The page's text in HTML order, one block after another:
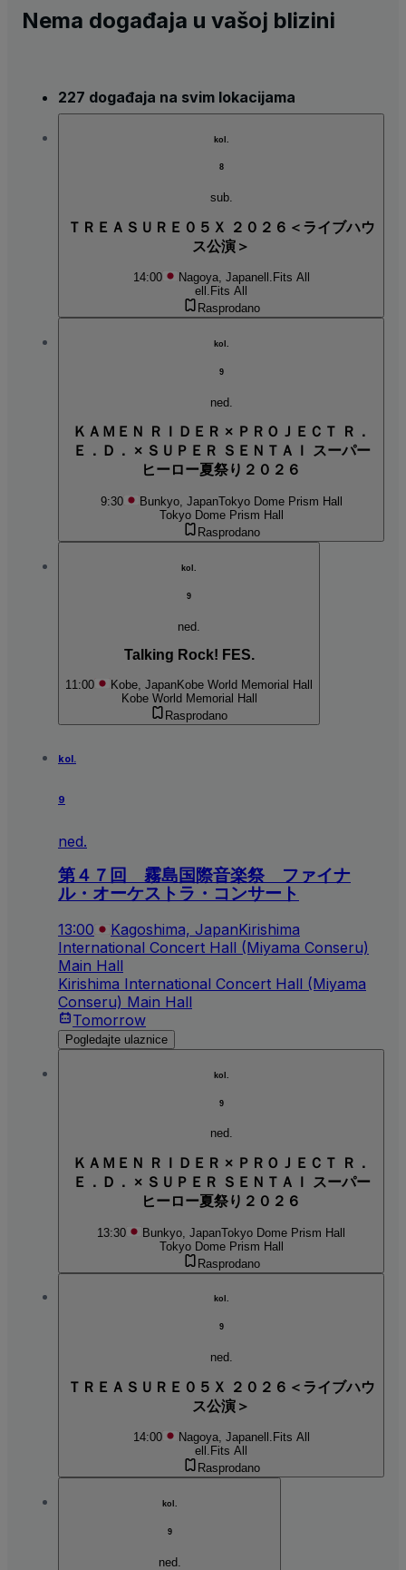
Nema događaja u vašoj blizini
227 događaja na svim lokacijama
kol.
8
sub.
ＴＲＥＡＳＵＲＥ０５Ｘ ２０２６＜ライブハウ
ス公演＞
14:00 Nagoya, Japanell.Fits All
ell.Fits All
Rasprodano
kol.
9
ned.
ＫＡＭＥＮ ＲＩＤＥＲ × ＰＲＯＪＥＣＴ Ｒ．
Ｅ．Ｄ． × ＳＵＰＥＲ ＳＥＮＴＡＩ スーパー
ヒーロー夏祭り２０２６
9:30 Bunkyo, JapanTokyo Dome Prism Hall
Tokyo Dome Prism Hall
Rasprodano
kol.
9
ned.
Talking Rock! FES.
11:00 Kobe, JapanKobe World Memorial Hall
Kobe World Memorial Hall
Rasprodano
kol.
9
ned.
第４７回 霧島国際音楽祭 ファイナ
ル・オーケストラ・コンサート
13:00 Kagoshima, JapanKirishima
International Concert Hall (Miyama Conseru)
Main Hall
Kirishima International Concert Hall (Miyama
Conseru) Main Hall
Tomorrow
Pogledajte ulaznice
kol.
9
ned.
ＫＡＭＥＮ ＲＩＤＥＲ × ＰＲＯＪＥＣＴ Ｒ．
Ｅ．Ｄ． × ＳＵＰＥＲ ＳＥＮＴＡＩ スーパー
ヒーロー夏祭り２０２６
13:30 Bunkyo, JapanTokyo Dome Prism Hall
Tokyo Dome Prism Hall
Rasprodano
kol.
9
ned.
ＴＲＥＡＳＵＲＥ０５Ｘ ２０２６＜ライブハウ
ス公演＞
14:00 Nagoya, Japanell.Fits All
ell.Fits All
Rasprodano
kol.
9
ned.